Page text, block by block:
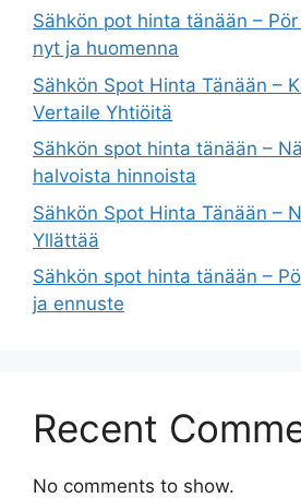
Sähkön pot hinta tänään –
nyt ja huomenna
Sähkön Spot Hinta Tänään –
Vertaile Yhtiöitä
Sähkön spot hinta tänään –
halvoista hinnoista
Sähkön Spot Hinta Tänään –
Yllättää
Sähkön spot hinta tänään –
ja ennuste
Recent
No comments to show.